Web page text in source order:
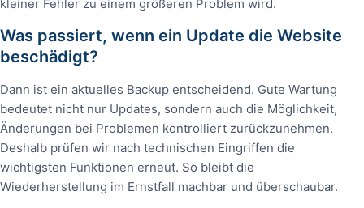
kleiner Fehler zu einem größeren Problem wird.
Was passiert, wenn ein Update die Website
beschädigt?
Dann ist ein aktuelles Backup entscheidend. Gute Wartung
bedeutet nicht nur Updates, sondern auch die Möglichkeit,
Änderungen bei Problemen kontrolliert zurückzunehmen.
Deshalb prüfen wir nach technischen Eingriffen die
wichtigsten Funktionen erneut. So bleibt die
Wiederherstellung im Ernstfall machbar und überschaubar.